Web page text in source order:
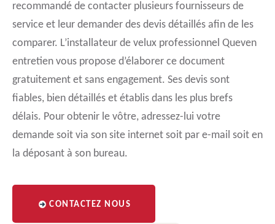
recommandé de contacter plusieurs fournisseurs de
service et leur demander des devis détaillés afin de les
comparer. L’installateur de velux professionnel Queven
entretien vous propose d’élaborer ce document
gratuitement et sans engagement. Ses devis sont
fiables, bien détaillés et établis dans les plus brefs
délais. Pour obtenir le vôtre, adressez-lui votre
demande soit via son site internet soit par e-mail soit en
la déposant à son bureau.
CONTACTEZ NOUS